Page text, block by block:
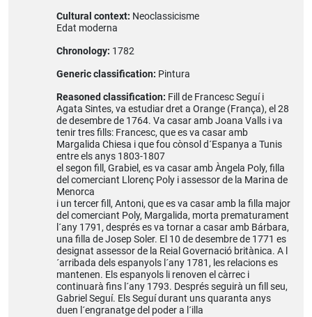
Cultural context: Neoclassicisme
Edat moderna
Chronology: 1782
Generic classification: Pintura
Reasoned classification: Fill de Francesc Seguí i
Agata Sintes, va estudiar dret a Orange (França), el 28
de desembre de 1764. Va casar amb Joana Valls i va
tenir tres fills: Francesc, que es va casar amb
Margalida Chiesa i que fou cònsol d´Espanya a Tunis
entre els anys 1803-1807
el segon fill, Grabiel, es va casar amb Àngela Poly, filla
del comerciant Llorenç Poly i assessor de la Marina de
Menorca
i un tercer fill, Antoni, que es va casar amb la filla major
del comerciant Poly, Margalida, morta prematurament
l´any 1791, després es va tornar a casar amb Bárbara,
una filla de Josep Soler. El 10 de desembre de 1771 es
designat assessor de la Reial Governació britànica. A l
´arribada dels espanyols l´any 1781, les relacions es
mantenen. Els espanyols li renoven el càrrec i
continuarà fins l´any 1793. Després seguirà un fill seu,
Gabriel Seguí. Els Seguí durant uns quaranta anys
duen l´engranatge del poder a l´illa